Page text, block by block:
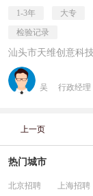
1-3年 大专
检验记录
汕头市天维创意科
吴 行政经理
上一页
热门城市
北京招聘 上海招聘